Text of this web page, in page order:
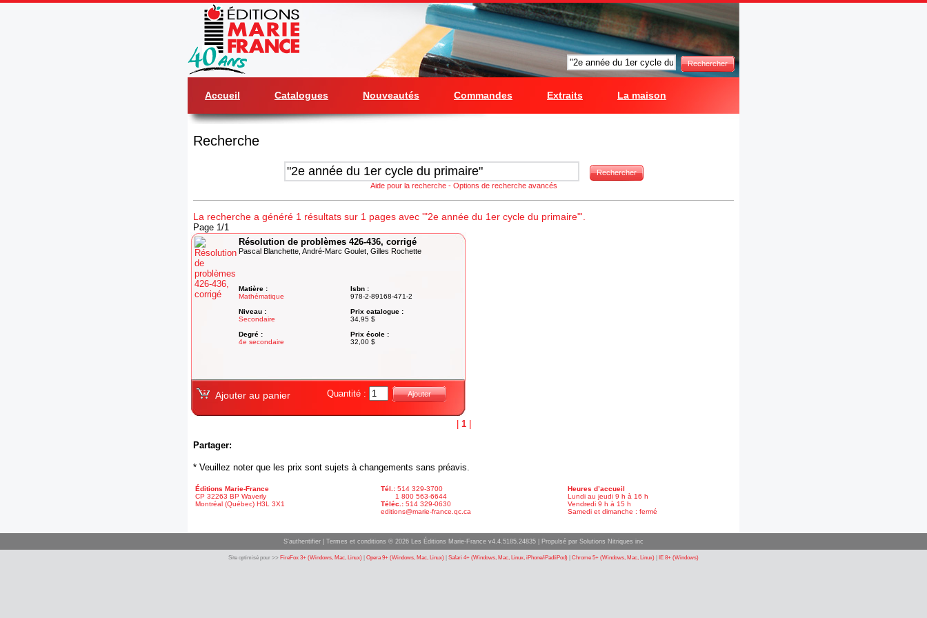
Rechercher
Accueil Catalogues Nouveautés Commandes Extraits La maison
Recherche
Rechercher
Aide pour la recherche - Options de recherche avancés
La recherche a généré 1 résultats sur 1 pages avec '"2e année du 1er cycle du primaire"'.
Page 1/1
Résolution de problèmes 426-436, corrigé
Pascal Blanchette, André-Marc Goulet, Gilles Rochette
Matière :
Mathématique
Niveau :
Secondaire
Degré :
4e secondaire
Isbn :
978-2-89168-471-2
Prix catalogue :
34,95 $
Prix école :
32,00 $
Ajouter au panier Quantité : Ajouter
1
Partager:
* Veuillez noter que les prix sont sujets à changements sans préavis.
Éditions Marie-France
CP 32263 BP Waverly
Montréal (Québec) H3L 3X1
Tél.: 514 329-3700
1 800 563-6644
Téléc.: 514 329-0630
editions@marie-france.qc.ca
Heures d’accueil
Lundi au jeudi 9 h à 16 h
Vendredi 9 h à 15 h
Samedi et dimanche : fermé
S'authentifier Termes et conditions © 2026 Les Éditions Marie-France v4.4.5185.24835 | Propulsé par Solutions Nitriques inc
Site optimisé pour >> FireFox 3+ (Windows, Mac, Linux) Opera 9+ (Windows, Mac, Linux) Safari 4+ (Windows, Mac, Linux, iPhone/iPad/iPod) Chrome 5+ (Windows, Mac, Linux) IE 8+ (Windows)